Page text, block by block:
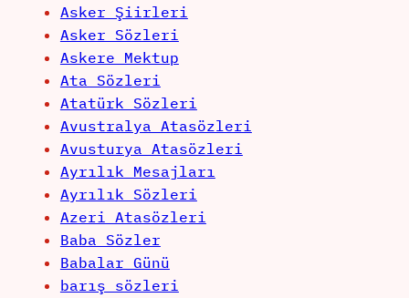
Asker Şiirleri
Asker Sözleri
Askere Mektup
Ata Sözleri
Atatürk Sözleri
Avustralya Atasözleri
Avusturya Atasözleri
Ayrılık Mesajları
Ayrılık Sözleri
Azeri Atasözleri
Baba Sözler
Babalar Günü
barış sözleri